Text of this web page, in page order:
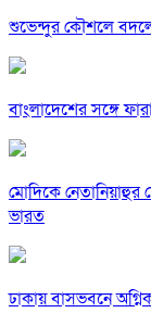
শুভেন্দুর কৌশলে বদলে
বাংলাদেশের সঙ্গে
মোদিকে নেতানিয়াহুর
ভারত
ঢাকায় বাসভবনে